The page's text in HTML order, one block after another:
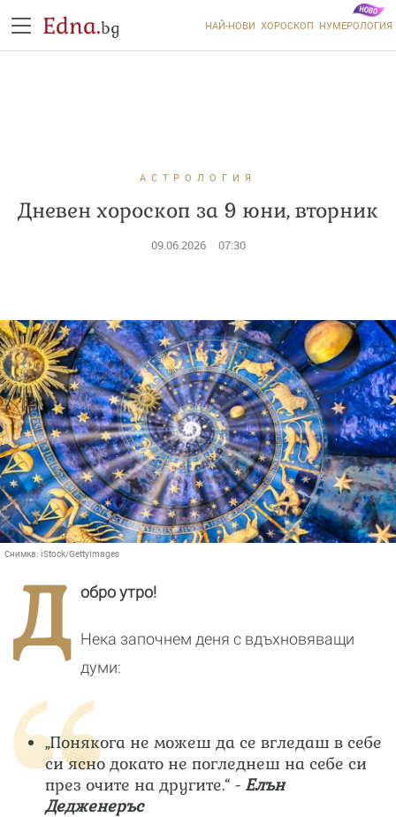
Edna.bg НАЙ-НОВИ ХОРОСКОП НУМЕРОЛОГИЯ
АСТРОЛОГИЯ
Дневен хороскоп за 9 юни, вторник
09.06.2026 07:30
Снимка: iStock/GettyImages
Д обро утро!
Нека започнем деня с вдъхновяващи
думи:
„Понякога не можеш да се вгледаш в себе
си ясно докато не погледнеш на себе си
през очите на другите.“ - Елън
Дедженеръс